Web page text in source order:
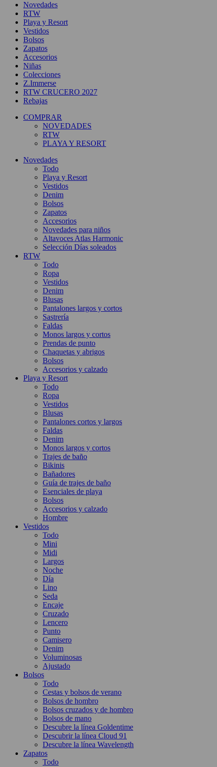
Novedades
RTW
Playa y Resort
Vestidos
Bolsos
Zapatos
Accesorios
Niñas
Colecciones
Z.Immerse
RTW CRUCERO 2027
Rebajas
COMPRAR
NOVEDADES
RTW
PLAYA Y RESORT
Novedades
Todo
Playa y Resort
Vestidos
Denim
Bolsos
Zapatos
Accesorios
Novedades para niños
Altavoces Atlas Harmonic
Selección Días soleados
RTW
Todo
Ropa
Vestidos
Denim
Blusas
Pantalones largos y cortos
Sastrería
Faldas
Monos largos y cortos
Prendas de punto
Chaquetas y abrigos
Bolsos
Accesorios y calzado
Playa y Resort
Todo
Ropa
Vestidos
Blusas
Pantalones cortos y largos
Faldas
Denim
Monos largos y cortos
Trajes de baño
Bikinis
Bañadores
Guía de trajes de baño
Esenciales de playa
Bolsos
Accesorios y calzado
Hombre
Vestidos
Todo
Mini
Midi
Largos
Noche
Día
Lino
Seda
Encaje
Cruzado
Lencero
Punto
Camisero
Denim
Voluminosas
Ajustado
Bolsos
Todo
Cestas y bolsos de verano
Bolsos de hombro
Bolsos cruzados y de hombro
Bolsos de mano
Descubre la línea Goldentime
Descubrir la línea Cloud 91
Descubre la línea Wavelength
Zapatos
Todo